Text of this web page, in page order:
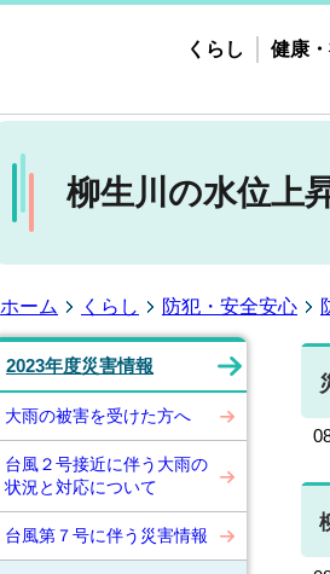
くらし 健康
柳生川の水位上
ホーム くらし 防犯・安全安心
2023年度災害情報
大雨の被害を受けた方へ
台風２号接近に伴う大雨の
状況と対応について
台風第７号に伴う災害情報